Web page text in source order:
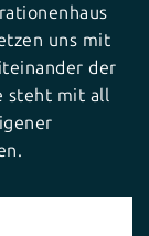
uns mit
der
steht mit all